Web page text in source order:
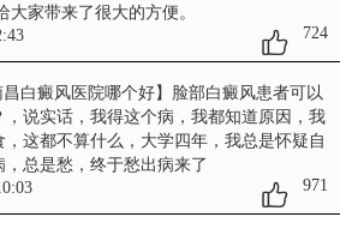
大家带来了很大的方便。
724
昌白癜风医院哪个好】脸部白癜风患者可以
，说实话，我得这个病，我都知道原因，我
，这都不算什么，大学四年，我总是怀疑自
，总是愁，终于愁出病来了
971